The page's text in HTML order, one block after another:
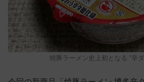
焼豚ラーメン史上初となる “辛